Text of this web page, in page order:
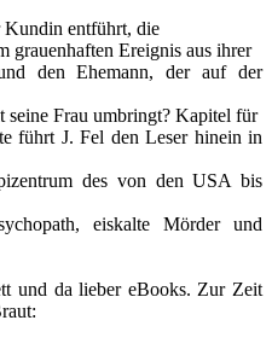
Kundin entführt, die
grauenhaften Ereignis aus ihrer
den Ehemann, der auf der
seine Frau umbringt? Kapitel für
führt J. Fel den Leser hinein in
des von den USA bis
eiskalte Mörder und
und da lieber eBooks. Zur Zeit